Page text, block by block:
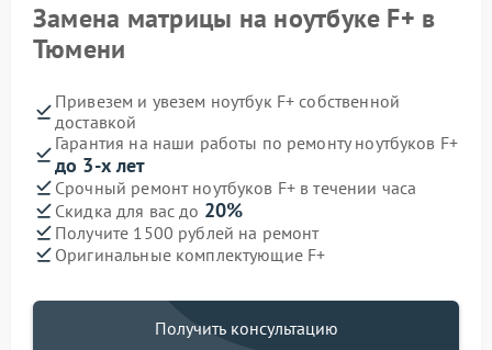
Замена матрицы на ноутбуке F+ в
Тюмени
Привезем и увезем ноутбук F+ собственной
доставкой
Гарантия на наши работы по ремонту ноутбуков F+
до 3-х лет
Срочный ремонт ноутбуков F+ в течении часа
Скидка для вас до 20%
Получите 1500 рублей на ремонт
Оригинальные комплектующие F+
Получить консультацию